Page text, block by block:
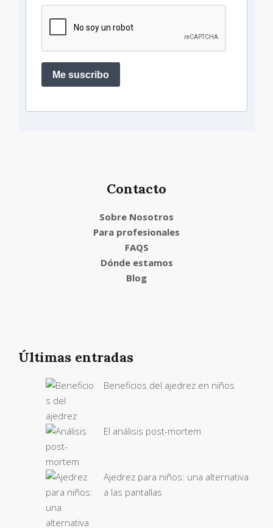
Me suscribo
Contacto
Sobre Nosotros
Para profesionales
FAQS
Dónde estamos
Blog
Últimas entradas
Beneficios del ajedrez en niños
El análisis post-mortem
Ajedrez para niños: una alternativa
a las pantallas